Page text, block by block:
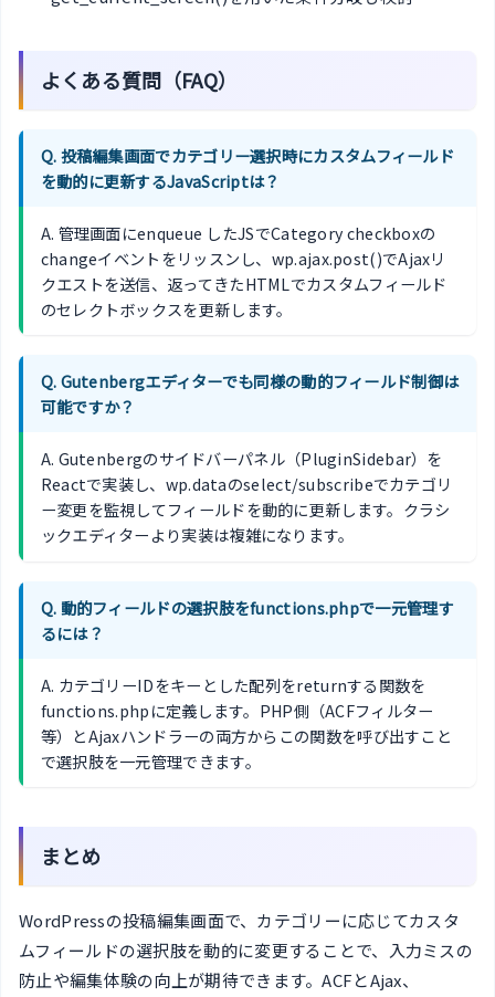
よくある質問（FAQ）
Q. 投稿編集画面でカテゴリー選択時にカスタムフィールド
を動的に更新するJavaScriptは？
A. 管理画面にenqueue したJSでCategory checkboxの
changeイベントをリッスンし、wp.ajax.post()でAjaxリ
クエストを送信、返ってきたHTMLでカスタムフィールド
のセレクトボックスを更新します。
Q. Gutenbergエディターでも同様の動的フィールド制御は
可能ですか？
A. Gutenbergのサイドバーパネル（PluginSidebar）を
Reactで実装し、wp.dataのselect/subscribeでカテゴリ
ー変更を監視してフィールドを動的に更新します。クラシ
ックエディターより実装は複雑になります。
Q. 動的フィールドの選択肢をfunctions.phpで一元管理す
るには？
A. カテゴリーIDをキーとした配列をreturnする関数を
functions.phpに定義します。PHP側（ACFフィルター
等）とAjaxハンドラーの両方からこの関数を呼び出すこと
で選択肢を一元管理できます。
まとめ
WordPressの投稿編集画面で、カテゴリーに応じてカスタ
ムフィールドの選択肢を動的に変更することで、入力ミスの
防止や編集体験の向上が期待できます。ACFとAjax、